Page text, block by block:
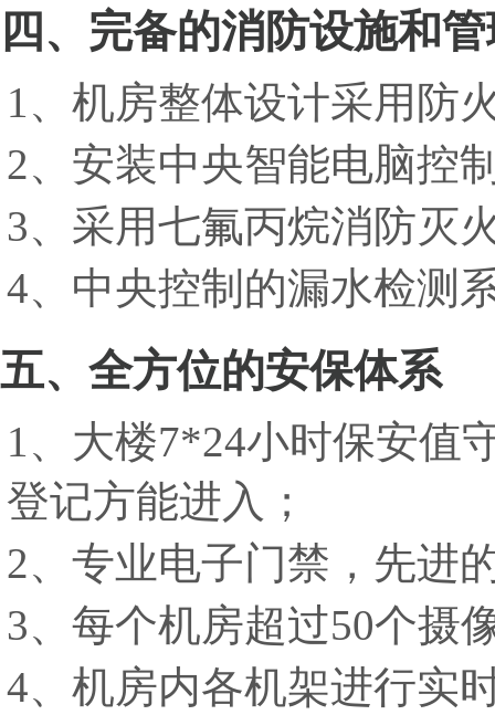
四、完备的消防设施和
1、机房整体设计采用防
2、安装中央智能电脑控
3、采用七氟丙烷消防灭
4、中央控制的漏水检测
五、全方位的安保体系
1、大楼7*24小时保安值
登记方能进入；
2、专业电子门禁，先进
3、每个机房超过50个摄
4、机房内各机架进行实